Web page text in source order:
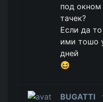
под окном
тачек?
Если да
ими тошо
дней
😆
BUGATTI